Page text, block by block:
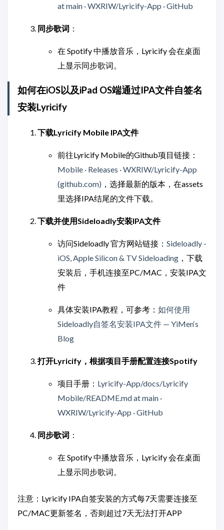
at main · WXRIW/Lyricify-App · GitHub
同步歌词 ：
在 Spotify 中播放音乐，Lyricify 会在桌面
上显示同步歌词。
如何在iOS以及iPad OS端通过IPA文件自签名
安装Lyricify
下载Lyricify Mobile IPA文件
前往Lyricify Mobile的Github项目链接：
Mobile · Releases · WXRIW/Lyricify-App
(github.com) ，选择最新的版本，在assets
里选择IPA结尾的文件下载。
下载并使用Sideloadly安装IPA文件
访问Sideloadly 官方网站链接： Sideloadly -
iOS, Apple Silicon & TV Sideloading ，下载
安装后，手机连接至PC/MAC，安装IPA文
件
具体安装IPA教程，可参考： 如何使用
Sideloadly自签名安装IPA文件 — YiMen‘s
Blog
打开Lyricify，根据项目手册配置连接Spotify
项目手册： Lyricify-App/docs/Lyricify
Mobile/README.md at main ·
WXRIW/Lyricify-App · GitHub
同步歌词 ：
在 Spotify 中播放音乐，Lyricify 会在桌面
上显示同步歌词。
注意：Lyricify IPA自签安装的方式每7天需要连接至
PC/MAC更新签名，否则超过7天无法打开APP